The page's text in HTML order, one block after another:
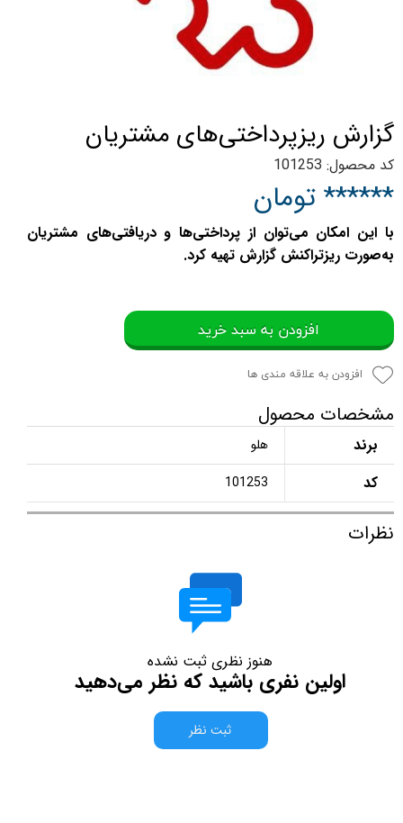
گزارش ریزپرداختی‌های مشتریان
کد محصول: 101253
****** تومان
با این امکان می‌توان از پرداختی‌ها و دریافتی‌های مشتریان
به‌صورت ریزتراکنش گزارش تهیه کرد.
افزودن به سبد خرید
افزودن به علاقه مندی ها
مشخصات محصول
برند هلو
کد 101253
نظرات
هنوز نظری ثبت نشده
اولین نفری باشید که نظر می‌دهید
ثبت نظر